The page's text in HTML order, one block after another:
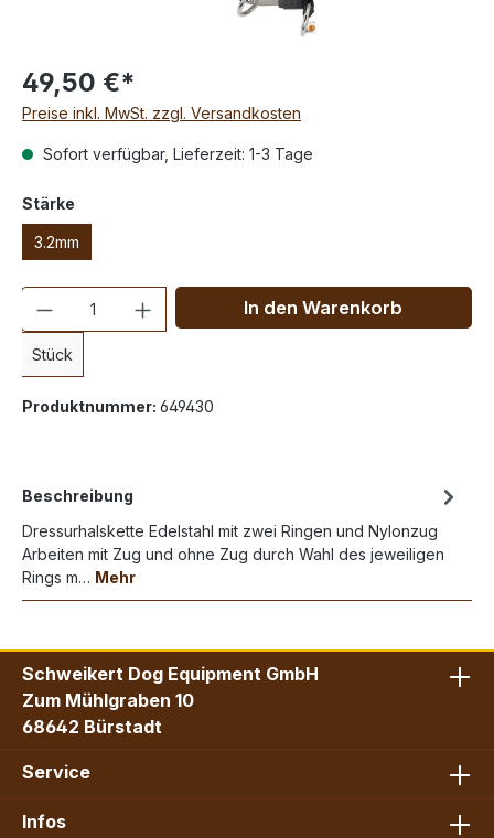
49,50 €*
Preise inkl. MwSt. zzgl. Versandkosten
Sofort verfügbar, Lieferzeit: 1-3 Tage
Stärke
3.2mm
Anzahl
Stück
In den Warenkorb
Produktnummer: 649430
Beschreibung
Dressurhalskette Edelstahl mit zwei Ringen und Nylonzug
Arbeiten mit Zug und ohne Zug durch Wahl des jeweiligen
Rings m… Mehr
Schweikert Dog Equipment GmbH
Zum Mühlgraben 10
68642 Bürstadt
Service
Infos